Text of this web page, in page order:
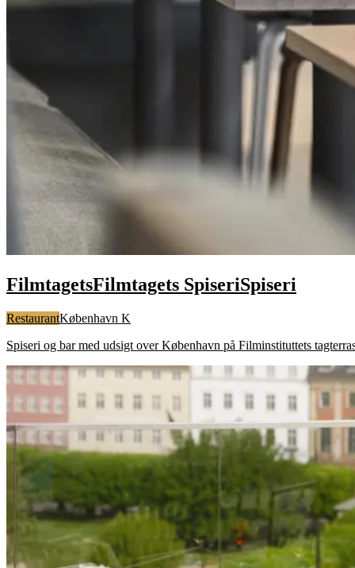
FilmtagetsFilmtagets SpiseriSpiseri
RestaurantKøbenhavn K
Spiseri og bar med udsigt over København på Filminstituttets